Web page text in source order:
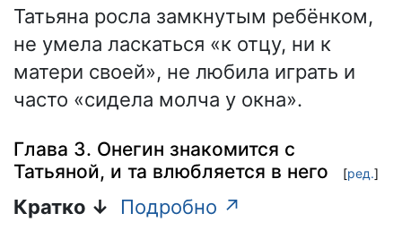
Татьяна росла замкнутым ребёнком,
не умела ласкаться «к отцу, ни к
матери своей», не любила играть и
часто «сидела молча у окна».
Глава 3. Онегин знакомится с
Татьяной, и та влюбляется в него
[ред.]
Кратко ↓
Подробно ↗